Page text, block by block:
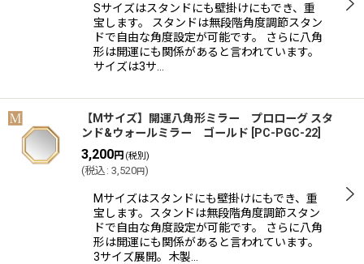
Sサイズはスタンドにも壁掛けにもでき、重
宝します。 スタンドは無段階角度調節スタン
ドで自由な角度設定が可能です。 さらに八角
形は開運にも関係があると言われています。
サイズは3サ…
【Mサイズ】開運八角形ミラー プロローグ スタ
ンド&ウォールミラー ゴールド
PC-PGC-22
3,200円 (税別)
(税込 : 3,520円)
Mサイズはスタンドにも壁掛けにもでき、重
宝します。スタンドは無段階角度調節スタン
ドで自由な角度設定が可能です。 さらに八角
形は開運にも関係があると言われています。
3サイズ展開。木製…